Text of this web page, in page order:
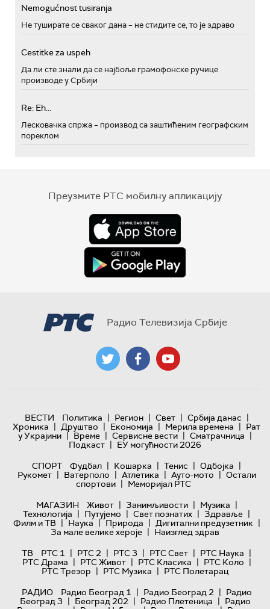
Nemogućnost tusiranja
Не туширате се сваког дана – не стидите се, то је здраво
Cestitke za uspeh
Да ли сте знали да се најбоље грамофонске ручице
производе у Србији
Re: Eh...
Лесковачка спржа – производ са заштићеним географским
пореклом
Преузмите РТС мобилну апликацију
Радио Телевизија Србије
ВЕСТИ Политика | Регион | Свет | Србија данас |
Хроника | Друштво | Економија | Мерила времена | Рат
у Украјини | Време | Сервисне вести | Сматрачница |
Подкаст | ЕУ могућности 2026
СПОРТ
Фудбал | Кошарка | Тенис | Одбојка |
Рукомет | Ватерполо | Атлетика | Ауто-мото | Остали
спортови | Меморијал РТС
МАГАЗИН
Живот | Занимљивости | Музика |
Технологијa | Путујемо | Свет познатих | Здравље |
Филм и ТВ | Наука | Природа | Дигитални предузетник |
За мале велике хероје | Наизглед здрав
ТВ
РТС 1 | РТС 2 | РТС 3 | РТС Свет | РТС Наука |
РТС Драма | РТС Живот | РТС Класика | РТС Коло |
РТС Трезор | РТС Музика | РТС Полетарац
РАДИО
Радио Београд 1 | Радио Београд 2 | Радио
Београд 3 | Београд 202 | Радио Плетеница | Радио